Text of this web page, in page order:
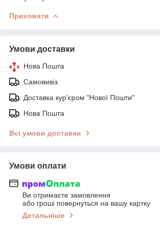
Приховати
Умови доставки
Нова Пошта
Самовивіз
Доставка кур'єром "Нової Пошти"
Нова Пошта
Всі умови доставки
Умови оплати
Ви отримаєте замовлення
або гроші повернуться на вашу картку
Детальніше